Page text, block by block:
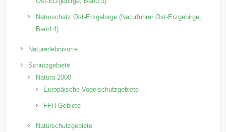
Naturschatz Ost-Erzgebirge (Naturführer Ost-Erzgebirge,
Band 4)
Naturerlebnisorte
Schutzgebiete
Natura 2000
Europäische Vogelschutzgebiete
FFH-Gebiete
Naturschutzgebiete